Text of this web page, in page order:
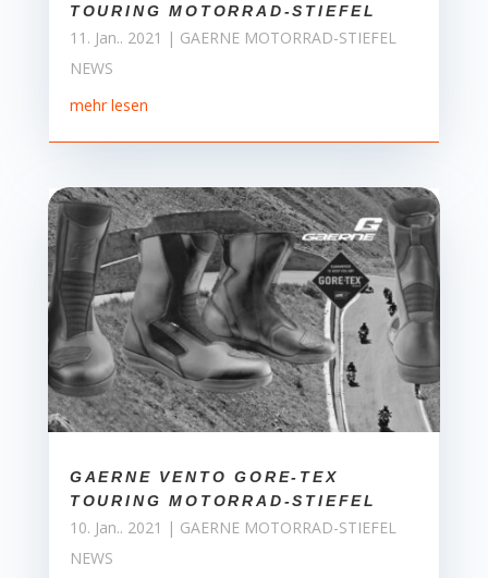
TOURING MOTORRAD-STIEFEL
11. Jan.. 2021 | GAERNE MOTORRAD-STIEFEL
NEWS
mehr lesen
GAERNE VENTO GORE-TEX
TOURING MOTORRAD-STIEFEL
10. Jan.. 2021 | GAERNE MOTORRAD-STIEFEL
NEWS